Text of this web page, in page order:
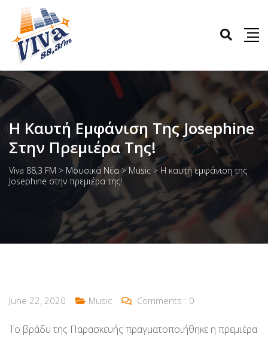
Η Καυτή Εμφάνιση Της Josephine
Στην Πρεμιέρα Της!
Viva 88,3 FM > Μουσικά Νέα>Music > Η καυτή εμφάνιση της
Josephine στην πρεμιέρα της!
June 22, 2020 Music Comments : 0
Το βράδυ της Παρασκευής πραγματοποιήθηκε η πρεμιέρα